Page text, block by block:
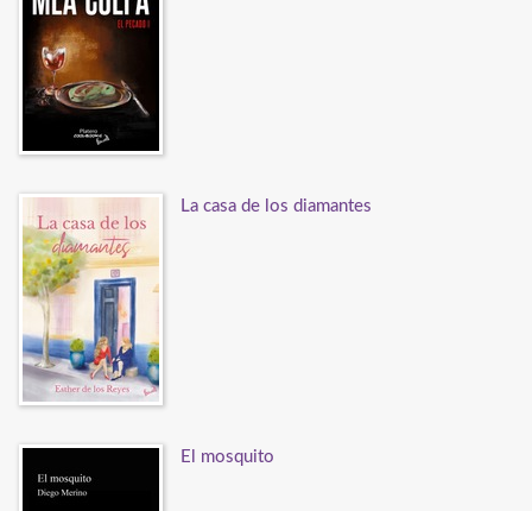
La casa de los diamantes
El mosquito